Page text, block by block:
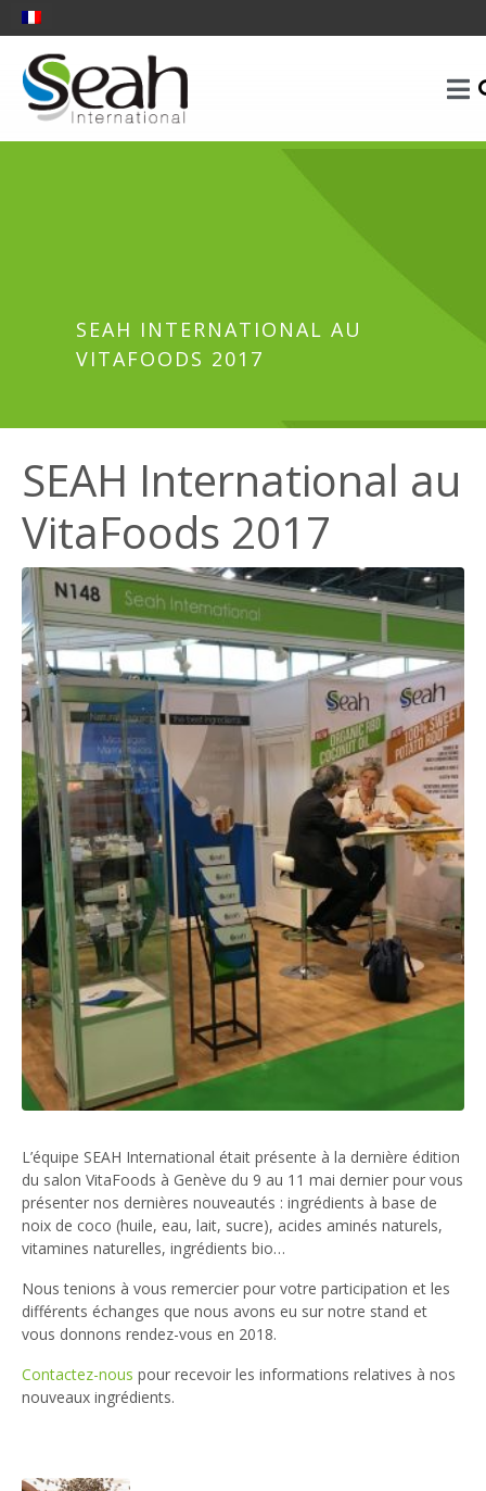
SEAH INTERNATIONAL AU
VITAFOODS 2017
SEAH International au
VitaFoods 2017
L’équipe SEAH International était présente à la dernière édition
du salon VitaFoods à Genève du 9 au 11 mai dernier pour vous
présenter nos dernières nouveautés : ingrédients à base de
noix de coco (huile, eau, lait, sucre), acides aminés naturels,
vitamines naturelles, ingrédients bio…
Nous tenions à vous remercier pour votre participation et les
différents échanges que nous avons eu sur notre stand et
vous donnons rendez-vous en 2018.
Contactez-nous pour recevoir les informations relatives à nos
nouveaux ingrédients.